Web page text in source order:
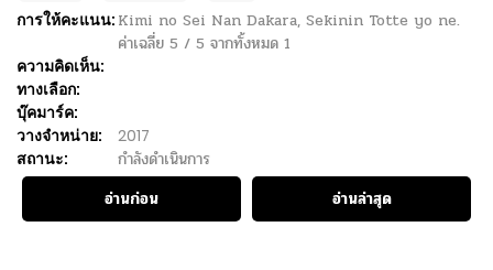
การให้คะแนน: Kimi no Sei Nan Dakara, Sekinin Totte yo ne.
ค่าเฉลี่ย 5 / 5 จากทั้งหมด 1
ความคิดเห็น:
ทางเลือก:
บุ๊คมาร์ค:
วางจำหน่าย:
2017
สถานะ:
กำลังดำเนินการ
อ่านก่อน
อ่านล่าสุด